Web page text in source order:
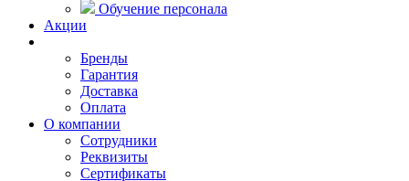
Обучение персонала
Акции
Бренды
Гарантия
Доставка
Оплата
О компании
Сотрудники
Реквизиты
Сертификаты